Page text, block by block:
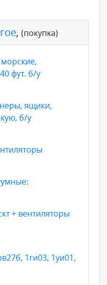
, (покупка)
фут. б/у
ящики,
б/у
+ вентиляторы
1ги03, 1уи01,